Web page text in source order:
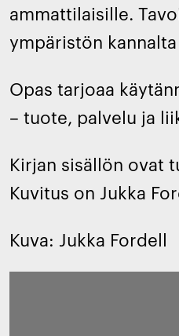
ammattilaisille.
ympäristön
Opas tarjoaa
– tuote, palvelu ja
Kirjan sisällön ovat
Kuvitus on Jukka
Kuva: Jukka Fordell